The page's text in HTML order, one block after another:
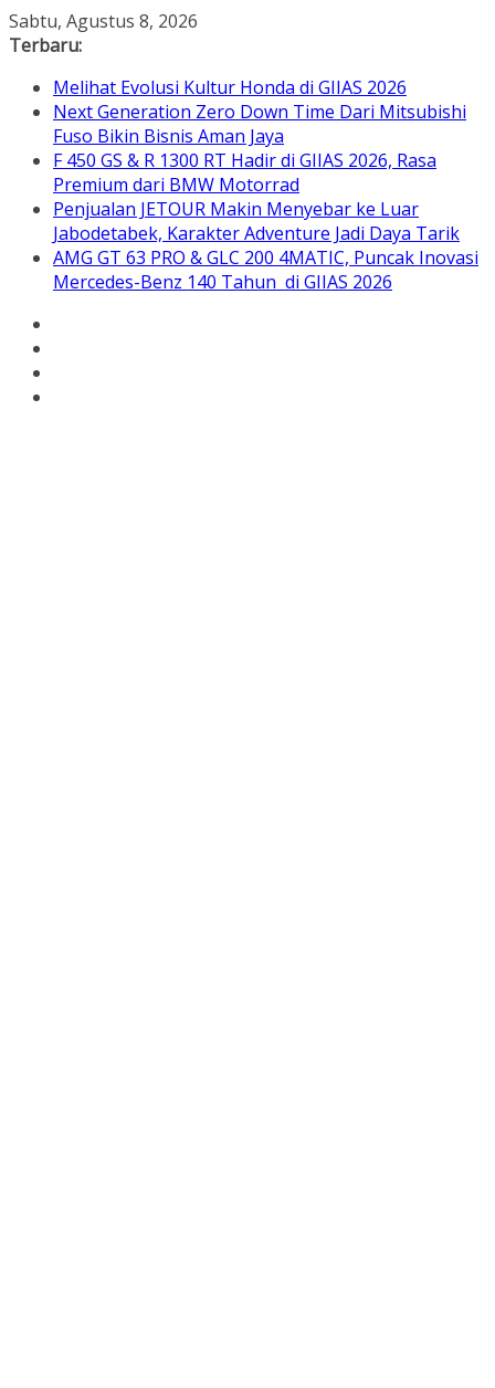
Skip
to
Sabtu, Agustus 8, 2026
Terbaru:
Melihat Evolusi Kultur Honda di GIIAS 2026
Next Generation Zero Down Time Dari Mitsubishi
Fuso Bikin Bisnis Aman Jaya
F 450 GS & R 1300 RT Hadir di GIIAS 2026, Rasa
Premium dari BMW Motorrad
Penjualan JETOUR Makin Menyebar ke Luar
Jabodetabek, Karakter Adventure Jadi Daya Tarik
AMG GT 63 PRO & GLC 200 4MATIC, Puncak Inovasi
Mercedes-Benz 140 Tahun di GIIAS 2026